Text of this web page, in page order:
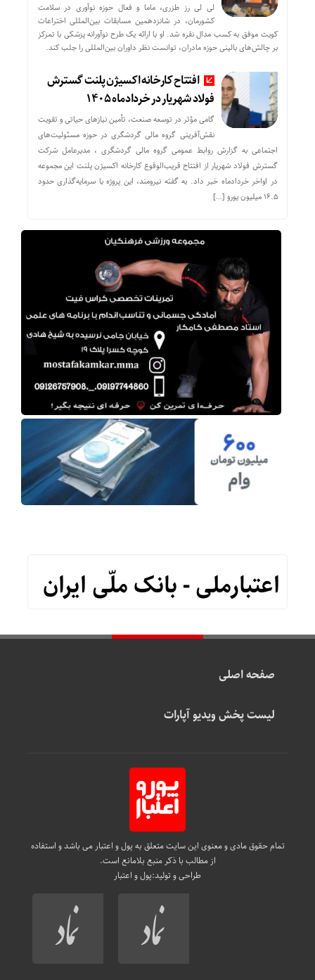
لی لی رز طزری، ماما و فعال حوزه نوآوری در سلامت
کشورمان، در شانزدهمین مسابقات بین‌المللی اختراعات
کویت موفق به کسب مدال نقره شد. او با ارائه یک طرح نوآورانه پزشکی با تمرکز
بر چالش‌های بالینی حوزه مادران، توانست نظر داوران بین‌المللی را جلب کند.
افتتاح کارخانه اکسیژن پلنت گسترش
فولاد شهریار در خردادماه ۱۴۰۵
گامی مؤثر در توسعه صنعت، تأمین نیازهای حیاتی و تقویت
نقش‌آفرینی گروه مالی گردشگری در حوزه مسئولیت‌های
اجتماعی به گزارش روابط عمومی گروه مالی گردشگری ، مدیرعامل شرکت
گسترش فولاد شهریار از افتتاح قریب‌الوقوع کارخانه اکسیژن پلنت این مجموعه
در اواخر خردادماه خبر داد. به گفته نیرومند، این پروژه با سرمایه‌گذاری حدود
۱۶.۵ میلیون یورو […]
اعتبارملی - بانک ملّی ایران
صفحه اصلی
لیست پخش ویدیو آپارات
تمام حقوق مادی و معنوی این سایت متعلق به پول و اعتبار می باشد و استفاده
از مطالب با ذکر منبع بلامانع است.
طراحی و تولید:پول و اعتبار